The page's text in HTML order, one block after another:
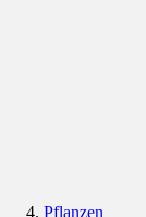
Pflanzen